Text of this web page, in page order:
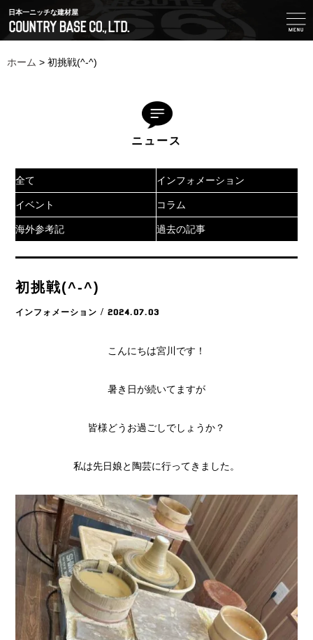
日本一ニッチな建材屋
ホーム > 初挑戦(^-^)
ニュース
全て インフォメーション
イベント コラム
海外参考記 過去の記事
初挑戦(^-^)
インフォメーション / 2024.07.03
こんにちは宮川です！
暑き日が続いてますが
皆様どうお過ごしでしょうか？
私は先日娘と陶芸に行ってきました。